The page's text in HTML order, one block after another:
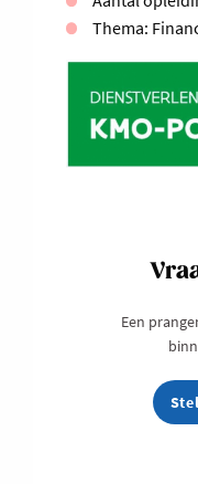
Thema:
Een